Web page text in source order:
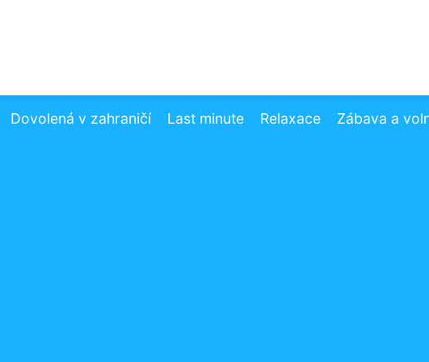
Dovolená v zahraničí Last minute Relaxace Zábava a